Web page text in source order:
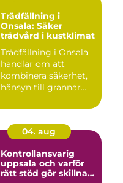
Trädfällning i
Onsala: Säker
trädvård i kustklimat
Trädfällning i Onsala
handlar om att
kombinera säkerhet,
hänsyn till grannar
04. aug
Kontrollansvarig
uppsala och varför
rätt stöd gör skillnad